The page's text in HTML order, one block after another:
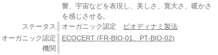
響、宇宙などを表現し、美しさ、寛大さ、暖かさ
を感じさせる。
ステータス
オーガニック認定
ビオディナミ製法
オーガニック認定
機関
ECOCERT (FR-BIO-01、PT-BIO-02)